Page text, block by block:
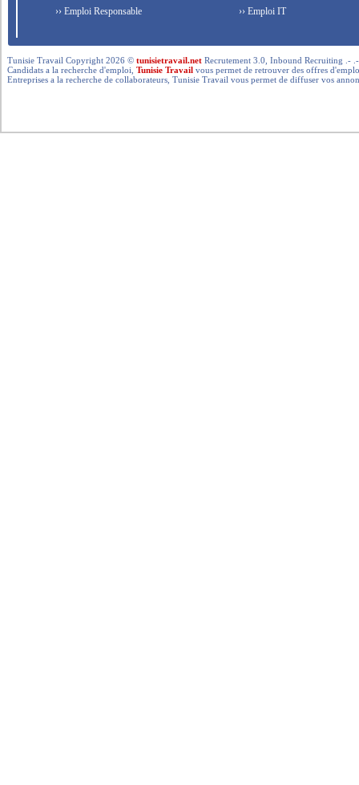
›› Emploi Responsable
›› Emploi IT
Tunisie Travail Copyright 2026 ©tunisietravail.net Recrutement 3.0, Inbound Recruiting .-
Candidats a la recherche d'emploi,Tunisie Travail vous permet de retrouver des offres
Entreprises a la recherche de collaborateurs, Tunisie Travail vous permet de diffuser vos